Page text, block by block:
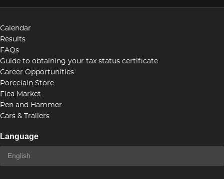
Calendar
Results
FAQs
Guide to obtaining your tax status certificate
Career Opportunities
Porcelain Store
Flea Market
Pen and Hammer
Cars & Trailers
Language